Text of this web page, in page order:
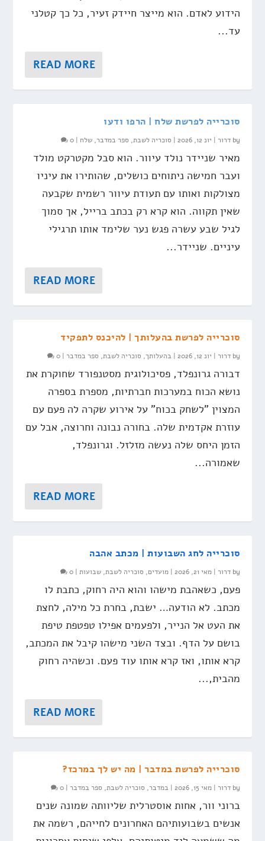
הידוע לאדם. הוא מייצר חיידק זעיר, כל כך קטלני
עד...
READ MORE
סוכרייה לפרשת שלח | הרפו ודעו
by דרור | יונ 12, 2026 | סוכריה לשבת, ספר במדבר,שלח |
0
מאיר שניידר נולד עיוור. הוא סבל מקטרקט מולד
ועבר חמישה ניתוחים כושלים, שהותירו את עיניו
מצולקות ואותו עם תעודת עיוור רשמית שקבעה
שאין תקווה. הוא קרא רק בכתב ברייל, אך סמוך
לגיל שבע עשרה פגש נער שלימד אותו תרגילי
עיניים. שניידר...
READ MORE
סוכרייה לפרשת בהעלותך | להיכנס לתפקיד
by דרור | יונ 12, 2026 | בהעלותך, סוכריה לשבת, ספר במדבר |
0
דבורה גרונפלד, פסיכולוגית מסטנפורד שחוקרת את
נושא הכוח במערכות חברתיות, מספרת בספרה
המצוין "לשחק בכוח" על אירוע שקרה לה פעם עם
עוזרת אקדמית שלה. בחורה נבונה וחרוצה, אבל עם
הזמן היחס שלה נעשה מזלזל. וגרונפלד,
שאמורה...
READ MORE
סוכרייה לחג השבועות | מכתב אהבה
by דרור |מאי 21, 2026 |מועדים, סוכריה לשבת,שבועות |
0
פעם, כשאהבת מישהו והוא היה רחוק, כתבת לו
מכתב. לא הודעה… ישבת, בחרת כל מילה, לחצת
את העט אל הנייר, ולפעמים אפילו טפטפת טיפת
בושם על הדף. ובצד השני מישהו קיבל את המכתב,
קרא אותו, ואז קרא אותו עוד פעם. וכשהיה רחוק
מהבית,...
READ MORE
סוכרייה לפרשת במדבר | מה יש לך במרכז?
by דרור |מאי 15, 2026 | במדבר, סוכריה לשבת, ספר במדבר |
0
ברוני וור, אחות אוסטרלית שליוותה שמונה שנים
אנשים בשבועותיהם האחרונים לחייהם, רשמה את